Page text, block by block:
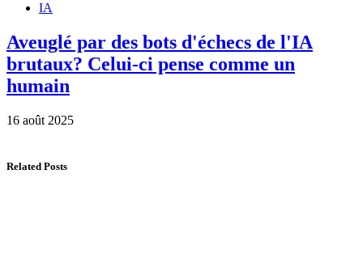
IA
Aveuglé par des bots d'échecs de l'IA
brutaux? Celui-ci pense comme un
humain
16 août 2025
Related Posts